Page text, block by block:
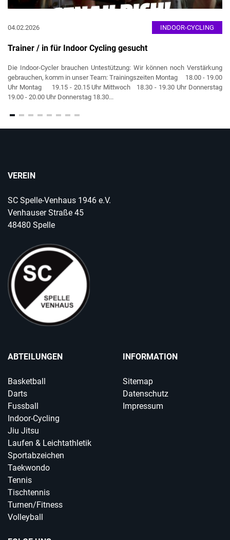
04.02.2026 INDOOR-CYCLING
Trainer / in für Indoor Cycling gesucht
Die Indoor-Cycler brauchen Untestützung: Wir können noch Verstärkung
gebrauchen, komm in unser Team: Trainingszeiten Montag 18.00 - 19.00
Uhr Montag 19.15 - 20.15 Uhr Mittwoch 18.30 - 19.30 Uhr Donnerstag
19.00 - 20.00 Uhr Donnerstag 18.30...
VEREIN
SC Spelle-Venhaus 1946 e.V.
Venhauser Straße 45
48480 Spelle
ABTEILUNGEN
Basketball
Darts
Fussball
Indoor-Cycling
Jiu Jitsu
Laufen & Leichtathletik
Sportabzeichen
Taekwondo
Tennis
Tischtennis
Turnen/Fitness
Volleyball
INFORMATION
Sitemap
Datenschutz
Impressum